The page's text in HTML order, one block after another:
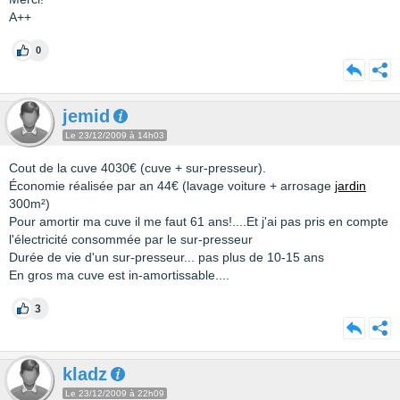
A++
0
jemid
Le 23/12/2009 à 14h03
Cout de la cuve 4030€ (cuve + sur-presseur).
Économie réalisée par an 44€ (lavage voiture + arrosage jardin
300m²)
Pour amortir ma cuve il me faut 61 ans!....Et j'ai pas pris en compte
l'électricité consommée par le sur-presseur
Durée de vie d'un sur-presseur... pas plus de 10-15 ans
En gros ma cuve est in-amortissable....
3
kladz
Le 23/12/2009 à 22h09